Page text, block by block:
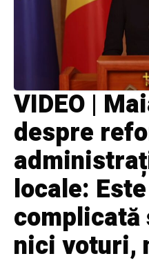
VIDEO |
despre
locale:
complicată
nici voturi,